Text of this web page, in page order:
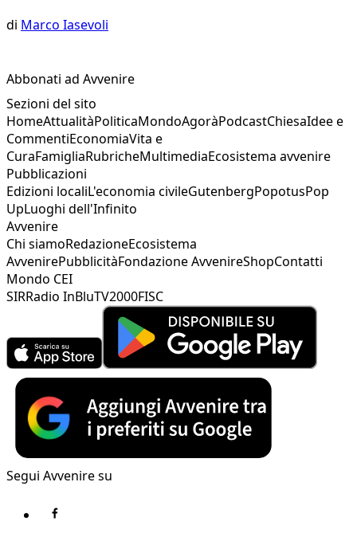
di Marco Iasevoli
Abbonati ad Avvenire
Sezioni del sito
HomeAttualitàPoliticaMondoAgoràPodcastChiesaIdee e
CommentiEconomiaVita e
CuraFamigliaRubricheMultimediaEcosistema avvenire
Pubblicazioni
Edizioni localiL'economia civileGutenbergPopotusPop
UpLuoghi dell'Infinito
Avvenire
Chi siamoRedazioneEcosistema
AvvenirePubblicitàFondazione AvvenireShopContatti
Mondo CEI
SIRRadio InBluTV2000FISC
Segui Avvenire su